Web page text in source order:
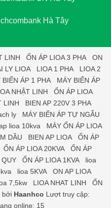
Hà Tây
LINH ỔN ÁP LIOA 3 PHA
ON
LY LIOA LIOA 1 PHA
LIOA 2
BIẾN ÁP 1 PHA
MÁY BIẾN ÁP
NHẬT LINH
ỔN ÁP LIOA
LINH
BIEN AP 220V 3 PHA
ly
MÁY BIẾN ÁP TỰ NGẪU
lioa 10kva
MÁY ỔN ÁP LIOA
DẦU BIEN AP LIOA
ỔN ÁP
ỔN ÁP LIOA 20KVA
ỔN ÁP
QUY ỔN ÁP LIOA 1KVA
lioa
lioa 5KVA
ON AP LIOA
7,5kw LIOA NHAT LINH
ỔN
bởi Haanhco Lượt truy cập:
online: 15